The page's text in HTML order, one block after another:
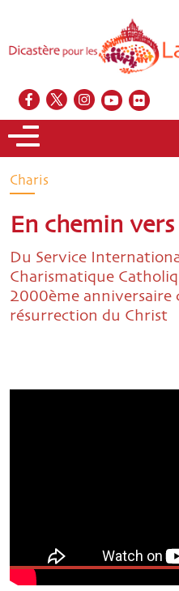
Charis
En chemin
Du Service
Charismatique
2000ème anniversaire
résurrection du Christ